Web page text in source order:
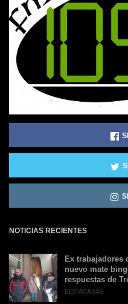
NOTICIAS RECIENTES
Ex trabajadores
nuevo mate
respuestas de
DESTACADAS